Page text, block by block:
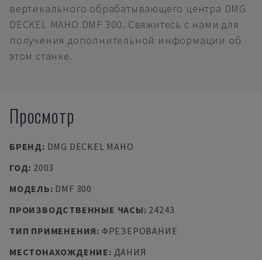
вертикального обрабатывающего центра DMG
DECKEL MAHO DMF 300. Свяжитесь с нами для
получения дополнительной информации об
этом станке.
Просмотр
БРЕНД: DMG DECKEL MAHO
ГОД: 2003
МОДЕЛЬ: DMF 300
ПРОИЗВОДСТВЕННЫЕ ЧАСЫ: 24243
ТИП ПРИМЕНЕНИЯ: ФРЕЗЕРОВАНИЕ
МЕСТОНАХОЖДЕНИЕ: ДАНИЯ